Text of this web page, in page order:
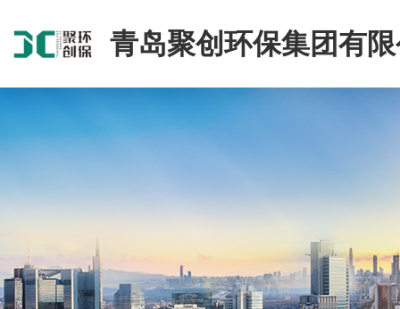
青岛聚创环保集团有